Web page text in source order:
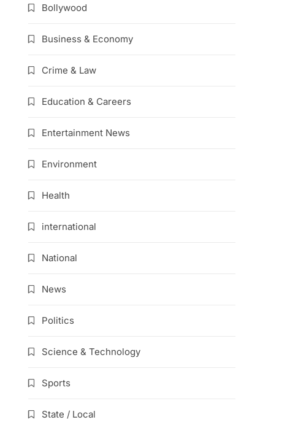
Bollywood
Business & Economy
Crime & Law
Education & Careers
Entertainment News
Environment
Health
international
National
News
Politics
Science & Technology
Sports
State / Local